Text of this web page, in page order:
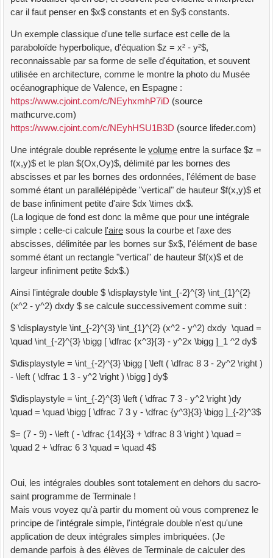
car il faut penser en $x$ constants et en $y$ constants.
Un exemple classique d'une telle surface est celle de la
paraboloïde hyperbolique, d'équation $z = x² - y²$,
reconnaissable par sa forme de selle d'équitation, et souvent
utilisée en architecture, comme le montre la photo du Musée
océanographique de Valence, en Espagne :
https://www.cjoint.com/c/NEyhxmhP7iD (source
mathcurve.com)
https://www.cjoint.com/c/NEyhHSU1B3D (source lifeder.com)
Une intégrale double représente le volume entre la surface $z =
f(x,y)$ et le plan $(Ox,Oy)$, délimité par les bornes des
abscisses et par les bornes des ordonnées, l'élément de base
sommé étant un parallélépipède "vertical" de hauteur $f(x,y)$ et
de base infiniment petite d'aire $dx \times dx$.
(La logique de fond est donc la même que pour une intégrale
simple : celle-ci calcule l'aire sous la courbe et l'axe des
abscisses, délimitée par les bornes sur $x$, l'élément de base
sommé étant un rectangle "vertical" de hauteur $f(x)$ et de
largeur infiniment petite $dx$.)
Ainsi l'intégrale double $ \displaystyle \int_{-2}^{3} \int_{1}^{2}
(x^2 - y^2) dxdy $ se calcule successivement comme suit :
$ \displaystyle \int_{-2}^{3} \int_{1}^{2} (x^2 - y^2) dxdy \quad =
\quad \int_{-2}^{3} \bigg [ \dfrac {x^3}{3} - y^2x \bigg ]_1 ^2 dy$
$\displaystyle = \int_{-2}^{3} \bigg [ \left ( \dfrac 8 3 - 2y^2 \right )
- \left ( \dfrac 1 3 - y^2 \right ) \bigg ] dy$
$\displaystyle = \int_{-2}^{3} \left ( \dfrac 7 3 - y^2 \right )dy
\quad = \quad \bigg [ \dfrac 7 3 y - \dfrac {y^3}{3} \bigg ]_{-2}^3$
$= (7 - 9) - \left ( - \dfrac {14}{3} + \dfrac 8 3 \right ) \quad =
\quad 2 + \dfrac 6 3 \quad = \quad 4$
Oui, les intégrales doubles sont totalement en dehors du sacro-
saint programme de Terminale !
Mais vous voyez qu'à partir du moment où vous comprenez le
principe de l'intégrale simple, l'intégrale double n'est qu'une
application de deux intégrales simples imbriquées. (Je
demande parfois à des élèves de Terminale de calculer des